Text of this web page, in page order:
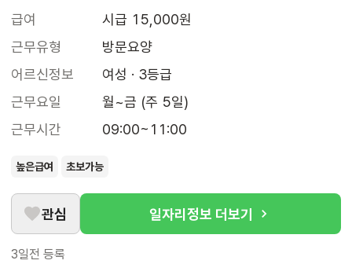
급여
시급 15,000원
근무유형
방문요양
어르신정보
여성 · 3등급
근무요일
월~금 (주 5일)
근무시간
09:00~11:00
높은급여 초보가능
관심 일자리정보 더보기
3일전 등록